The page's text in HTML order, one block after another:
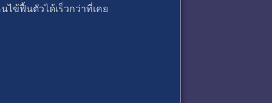
ไข้ฟื้นตัวได้เร็วกว่าที่เคย